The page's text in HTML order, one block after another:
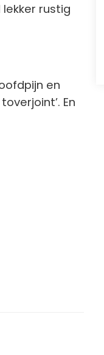
lekker rustig
en
En